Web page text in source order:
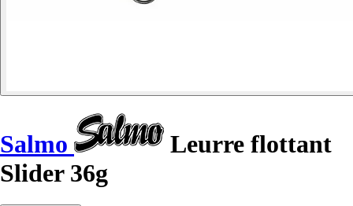
Salmo
Leurre flottant
Slider 36g